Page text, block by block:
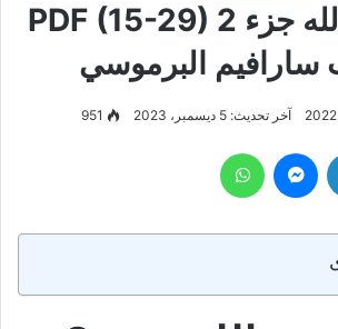
كتاب نحو الله جزء 2 PDF (15-29)
سارافيم البرموسي
آخر تحديث: 5 ديسمبر، 2023 951
لينكدإن ماسنجر